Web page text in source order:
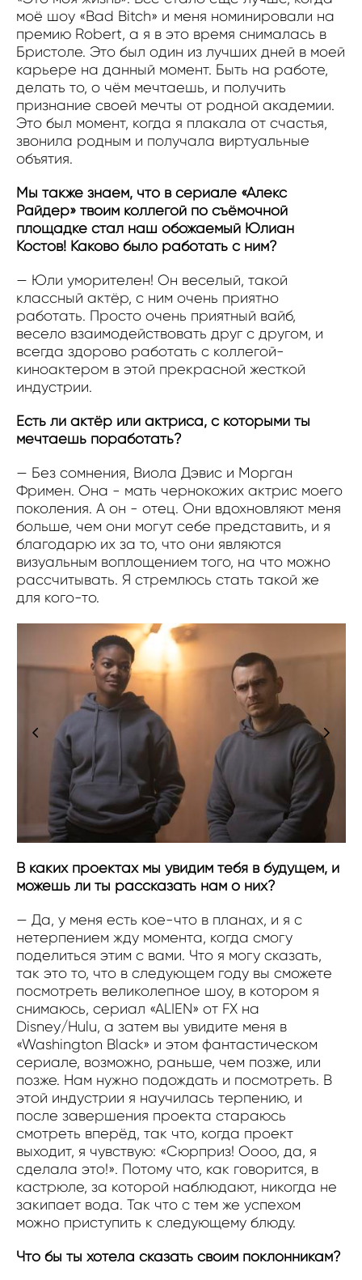
моё шоу «Bad Bitch» и меня номинировали на
премию Robert, а я в это время снималась в
Бристоле. Это был один из лучших дней в моей
карьере на данный момент. Быть на работе,
делать то, о чём мечтаешь, и получить
признание своей мечты от родной академии.
Это был момент, когда я плакала от счастья,
звонила родным и получала виртуальные
объятия.
Мы также знаем, что в сериале «Алекс
Райдер» твоим коллегой по съёмочной
площадке стал наш обожаемый Юлиан
Костов! Каково было работать с ним?
— Юли уморителен! Он веселый, такой
классный актёр, с ним очень приятно
работать. Просто очень приятный вайб,
весело взаимодействовать друг с другом, и
всегда здорово работать с коллегой-
киноактером в этой прекрасной жесткой
индустрии.
Есть ли актёр или актриса, с которыми ты
мечтаешь поработать?
— Без сомнения, Виола Дэвис и Морган
Фримен. Она - мать чернокожих актрис моего
поколения. А он - отец. Они вдохновляют меня
больше, чем они могут себе представить, и я
благодарю их за то, что они являются
визуальным воплощением того, на что можно
рассчитывать. Я стремлюсь стать такой же
для кого-то.
В каких проектах мы увидим тебя в будущем, и
можешь ли ты рассказать нам о них?
— Да, у меня есть кое-что в планах, и я с
нетерпением жду момента, когда смогу
поделиться этим с вами. Что я могу сказать,
так это то, что в следующем году вы сможете
посмотреть великолепное шоу, в котором я
снимаюсь, сериал «ALIEN» от FX на
Disney/Hulu, а затем вы увидите меня в
«Washington Black» и этом фантастическом
сериале, возможно, раньше, чем позже, или
позже. Нам нужно подождать и посмотреть. В
этой индустрии я научилась терпению, и
после завершения проекта стараюсь
смотреть вперёд, так что, когда проект
выходит, я чувствую: «Сюрприз! Оооо, да, я
сделала это!». Потому что, как говорится, в
кастрюле, за которой наблюдают, никогда не
закипает вода. Так что с тем же успехом
можно приступить к следующему блюду.
Что бы ты хотела сказать своим поклонникам?